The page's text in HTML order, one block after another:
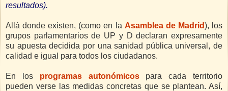
resultados).
Allá donde existen, (como en la Asamblea de Madrid), los
grupos parlamentarios de UP y D declaran expresamente
su apuesta decidida por una sanidad pública universal, de
calidad e igual para todos los ciudadanos.
En los programas autonómicos
para cada territorio
pueden verse las medidas concretas que se plantean. Así,